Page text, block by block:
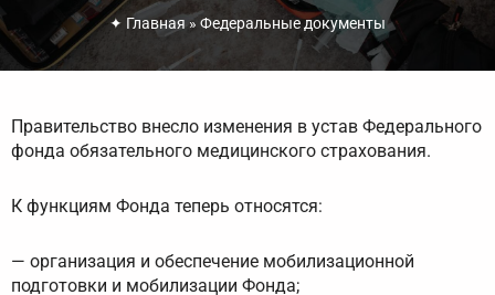
✦ Главная»Федеральные документы
Правительство внесло изменения в устав Федерального
фонда обязательного медицинского страхования.
К функциям Фонда теперь относятся:
— организация и обеспечение мобилизационной
подготовки и мобилизации Фонда;